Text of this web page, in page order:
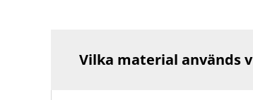
Vilka material används